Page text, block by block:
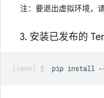
注：要退出虚拟环境，
3. 安装已发布的
pip install